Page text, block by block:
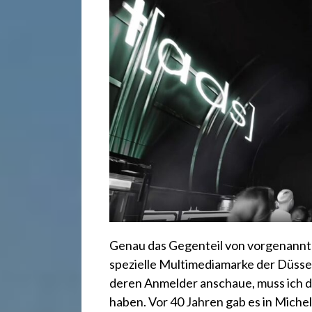
Genau das Gegenteil von
spezielle Multimediamarke der
deren Anmelder anschaue, muss ich
haben. Vor 40 Jahren gab es in